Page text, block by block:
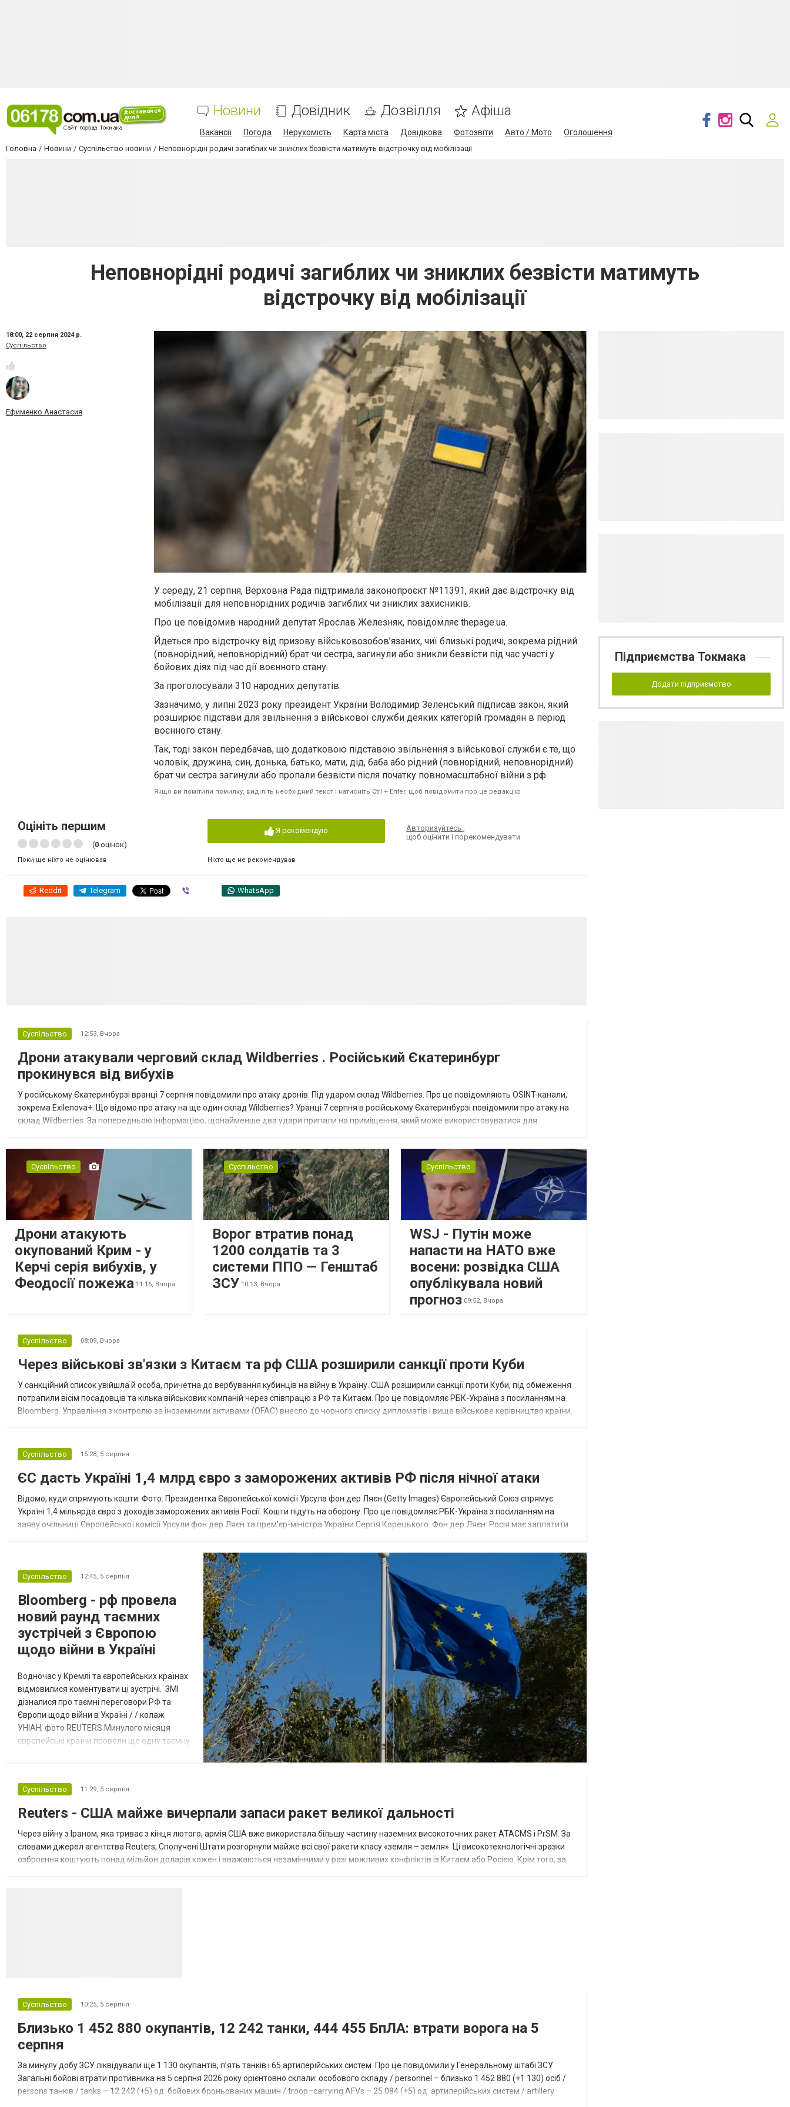
Новини Довідник Дозвілля Афіша
Вакансії Погода Нерухомість Карта міста Довідкова Фотозвіти Авто / Мото Оголошення
Головна Новини Суспільство новини Неповнорідні родичі загиблих чи зниклих безвісти матимуть відстрочку від мобілізації
Неповнорідні родичі загиблих чи зниклих безвісти матимуть
відстрочку від мобілізації
18:00, 22 серпня 2024 р.
Суспільство
Ефименко Анастасия
У середу, 21 серпня, Верховна Рада підтримала законопроєкт №11391, який дає відстрочку від
мобілізації для неповнорідних родичів загиблих чи зниклих захисників.
Про це повідомив народний депутат Ярослав Железняк, повідомляє thepage.ua.
Йдеться про відстрочку від призову військовозобов’язаних, чиї близькі родичі, зокрема рідний
(повнорідний, неповнорідний) брат чи сестра, загинули або зникли безвісти під час участі у
бойових діях під час дії воєнного стану.
За проголосували 310 народних депутатів.
Зазначимо, у липні 2023 року президент України Володимир Зеленський підписав закон, який
розширює підстави для звільнення з військової служби деяких категорій громадян в період
воєнного стану.
Так, тоді закон передбачав, що додатковою підставою звільнення з військової служби є те, що
чоловік, дружина, син, донька, батько, мати, дід, баба або рідний (повнорідний, неповнорідний)
брат чи сестра загинули або пропали безвісти після початку повномасштабної війни з рф.
Якщо ви помітили помилку, виділіть необхідний текст і натисніть Ctrl + Enter, щоб повідомити про це редакцію
Оцініть першим
(0 оцінок)
Поки ще ніхто не оцінював
Я рекомендую
Ніхто ще не рекомендував
Авторизуйтесь,
щоб оцінити і порекомендувати
Reddit Telegram WhatsApp
Суспільство 12:53, Вчора
Дрони атакували черговий склад Wildberries . Російський Єкатеринбург
прокинувся від вибухів
У російському Єкатеринбурзі вранці 7 серпня повідомили про атаку дронів. Під ударом склад Wildberries. Про це повідомляють OSINT-канали,
зокрема Exilenova+. Що відомо про атаку на ще один склад Wildberries? Уранці 7 серпня в російському Єкатеринбурзі повідомили про атаку на
склад Wildberries. За попередньою інформацією, щонайменше два удари припали на приміщення, який може використовуватися для
Суспільство
Дрони атакують
окупований Крим - у
Керчі серія вибухів, у
Феодосії пожежа 11:16, Вчора
Суспільство
Ворог втратив понад
1200 солдатів та 3
системи ППО — Генштаб
ЗСУ 10:13, Вчора
Суспільство
WSJ - Путін може
напасти на НАТО вже
восени: розвідка США
опублікувала новий
прогноз 09:52, Вчора
Суспільство 08:09, Вчора
Через військові зв'язки з Китаєм та рф США розширили санкції проти Куби
У санкційний список увійшла й особа, причетна до вербування кубинців на війну в Україну. США розширили санкції проти Куби, під обмеження
потрапили вісім посадовців та кілька військових компаній через співпрацю з РФ та Китаєм. Про це повідомляє РБК-Україна з посиланням на
Bloomberg. Управління з контролю за іноземними активами (OFAC) внесло до чорного списку дипломатів і вище військове керівництво країни.
Суспільство 15:28, 5 серпня
ЄС дасть Україні 1,4 млрд євро з заморожених активів РФ після нічної атаки
Відомо, куди спрямують кошти. Фото: Президентка Європейської комісії Урсула фон дер Ляєн (Getty Images) Європейський Союз спрямує
Україні 1,4 мільярда євро з доходів заморожених активів Росії. Кошти підуть на оборону. Про це повідомляє РБК-Україна з посиланням на
заяву очільниці Європейської комісії Урсули фон дер Ляєн та прем'єр-міністра України Сергія Корецького. Фон дер Ляєн: Росія має заплатити
Суспільство 12:45, 5 серпня
Bloomberg - рф провела
новий раунд таємних
зустрічей з Європою
щодо війни в Україні
Водночас у Кремлі та європейських країнах
відмовилися коментувати ці зустрічі. ЗМІ
дізналися про таємні переговори РФ та
Європи щодо війни в Україні / / колаж
УНІАН, фото REUTERS Минулого місяця
європейські країни провели ще одну таємну
зі сторони Європи до цих переговорів
долучилися колишні високопосадовці
Великої Британії, Франції, Німеччини та Р...
Суспільство 11:29, 5 серпня
Reuters - США майже вичерпали запаси ракет великої дальності
Через війну з Іраном, яка триває з кінця лютого, армія США вже використала більшу частину наземних високоточних ракет ATACMS і PrSM. За
словами джерел агентства Reuters, Сполучені Штати розгорнули майже всі свої ракети класу «земля – земля». Ці високотехнологічні зразки
озброєння коштують понад мільйон доларів кожен і вважаються незамінними у разі можливих конфліктів із Китаєм або Росією. Крім того, за
Суспільство 10:25, 5 серпня
Близько 1 452 880 окупантів, 12 242 танки, 444 455 БпЛА: втрати ворога на 5
серпня
За минулу добу ЗСУ ліквідували ще 1 130 окупантів, пʼять танків і 65 артилерійських систем. Про це повідомили у Генеральному штабі ЗСУ.
Загальні бойові втрати противника на 5 серпня 2026 року орієнтовно склали: особового складу / personnel – близько 1 452 880 (+1 130) осіб /
persons танків / tanks – 12 242 (+5) од. бойових броньованих машин / troop–carrying AFVs – 25 084 (+5) од. артилерійських систем / artillery
Підприємства Токмака
Додати підприємство